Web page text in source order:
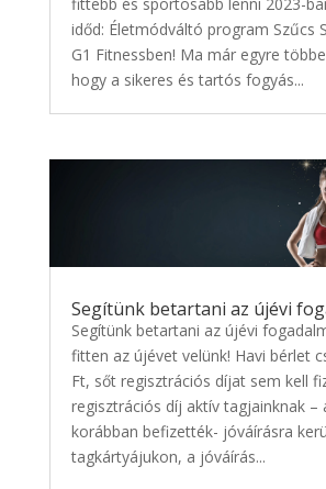
időd: Életmódváltó program Szűcs
G1 Fitnessben! Ma már egyre
hogy a sikeres és tartós fogyás...
Segítünk betartani az újévi
Segítünk betartani az újévi
fitten az újévet velünk! Havi bérlet
Ft, sőt regisztrációs díjat sem kell
regisztrációs díj aktív tagjainknak –
korábban befizették- jóváírásra
tagkártyájukon, a jóváírás...